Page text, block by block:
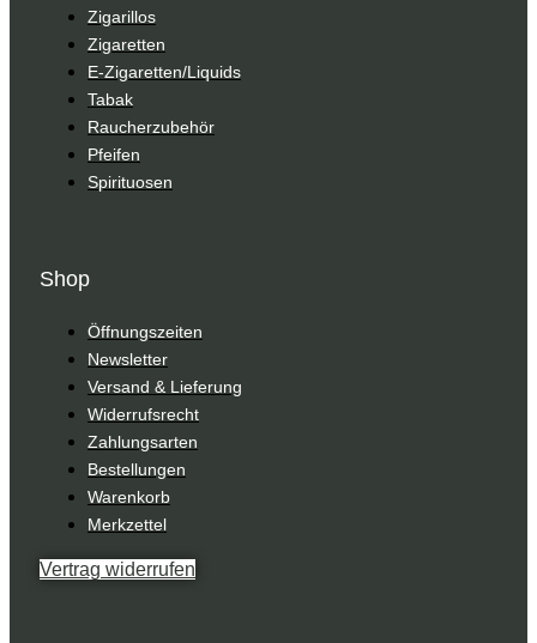
Zigarillos
Zigaretten
E-Zigaretten/Liquids
Tabak
Raucherzubehör
Pfeifen
Spirituosen
Shop
Öffnungszeiten
Newsletter
Versand & Lieferung
Widerrufsrecht
Zahlungsarten
Bestellungen
Warenkorb
Merkzettel
Vertrag widerrufen